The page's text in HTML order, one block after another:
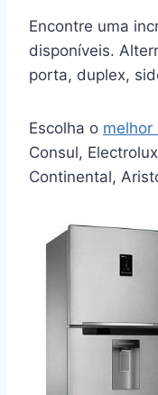
Encontre uma
disponíveis.
porta, duplex,
Escolha o melhor
Consul,
Continental,